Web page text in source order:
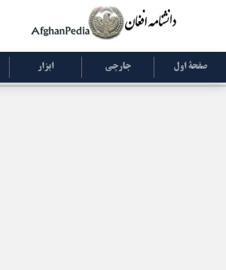
صفحۀ اول جارچی ابزار